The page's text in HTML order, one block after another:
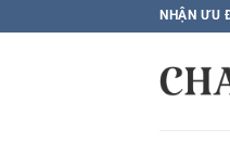
qua
NHẬN ƯU